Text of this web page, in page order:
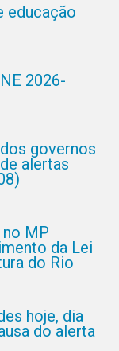
educação
2026-
governos
alertas
MP
da Lei
do Rio
hoje, dia
do alerta